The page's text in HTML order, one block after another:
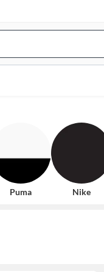
Bar
Puma Nike